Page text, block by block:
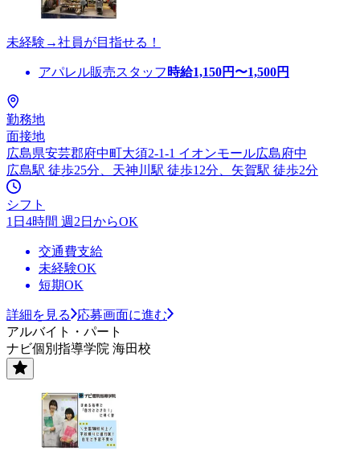
未経験→社員が目指せる！
アパレル販売スタッフ 時給1,150円〜1,500円
勤務地
面接地
広島県安芸郡府中町大須2-1-1 イオンモール広島府中
広島駅 徒歩25分、天神川駅 徒歩12分、矢賀駅 徒歩2分
シフト
1日4時間 週2日からOK
交通費支給
未経験OK
短期OK
詳細を見る
応募画面に進む
アルバイト・パート
ナビ個別指導学院 海田校